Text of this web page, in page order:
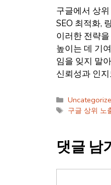
구글에서 상
SEO 최적화,
이러한 전략
높이는 데 기
임을 잊지 말
신뢰성과 인
카
테
태
구글 상위 노
댓글 남